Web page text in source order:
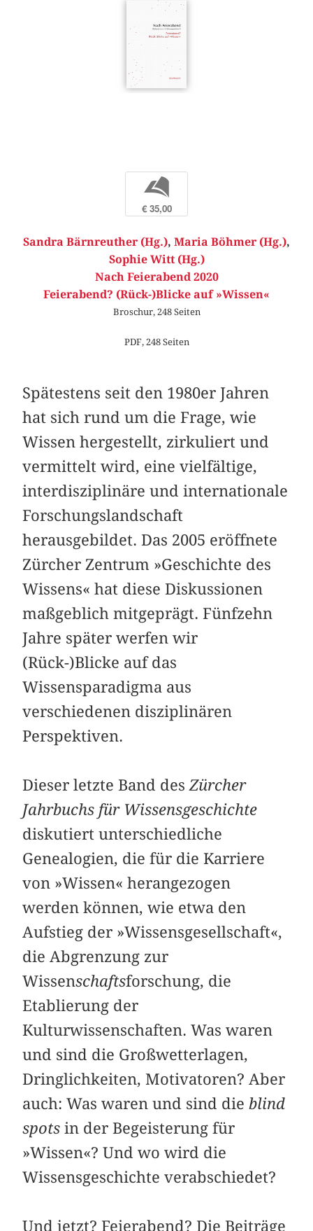
b
€ 35,00
Sandra Bärnreuther (Hg.), Maria Böhmer (Hg.),
Sophie Witt (Hg.)
Nach Feierabend 2020
Feierabend? (Rück-)Blicke auf »Wissen«
Broschur, 248 Seiten
PDF, 248 Seiten
Spätestens seit den 1980er Jahren
hat sich rund um die Frage, wie
Wissen hergestellt, zirkuliert und
vermittelt wird, eine vielfältige,
interdisziplinäre und internationale
Forschungslandschaft
herausgebildet. Das 2005 eröffnete
Zürcher Zentrum »Geschichte des
Wissens« hat diese Diskussionen
maßgeblich mitgeprägt. Fünfzehn
Jahre später werfen wir
(Rück-)Blicke auf das
Wissensparadigma aus
verschiedenen disziplinären
Perspektiven.
Dieser letzte Band desZürcher
Jahrbuchs für Wissensgeschichte
diskutiert unterschiedliche
Genealogien, die für die Karriere
von »Wissen« herangezogen
werden können, wie etwa den
Aufstieg der »Wissensgesellschaft«,
die Abgrenzung zur
Wissenschaftsforschung, die
Etablierung der
Kulturwissenschaften. Was waren
und sind die Großwetterlagen,
Dringlichkeiten, Motivatoren? Aber
auch: Was waren und sind dieblind
spots in der Begeisterung für
»Wissen«? Und wo wird die
Wissensgeschichte verabschiedet?
Und jetzt? Feierabend? Die Beiträge